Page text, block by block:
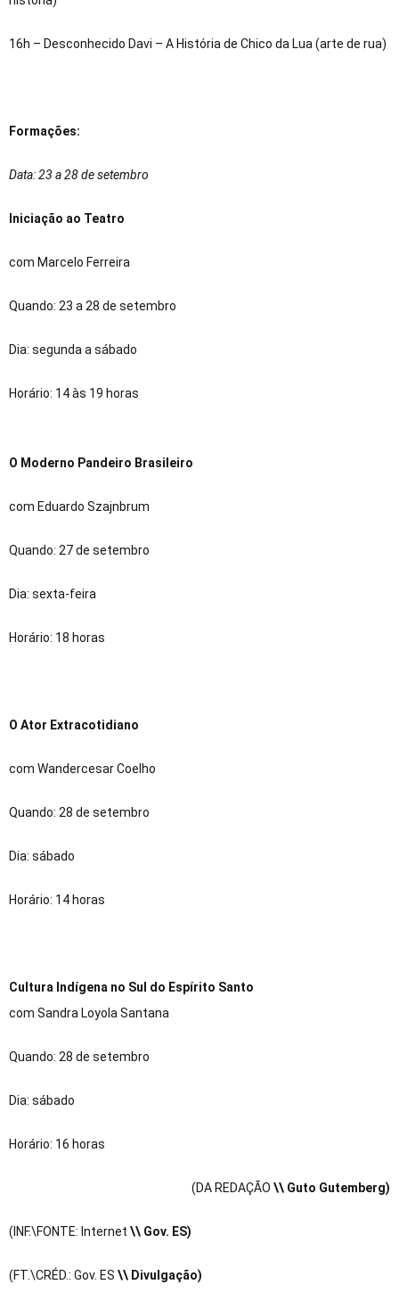
16h – Desconhecido Davi – A História de Chico da Lua (arte de rua)
Formações:
Data: 23 a 28 de setembro
Iniciação ao Teatro
com Marcelo Ferreira
Quando: 23 a 28 de setembro
Dia: segunda a sábado
Horário: 14 às 19 horas
O Moderno Pandeiro Brasileiro
com Eduardo Szajnbrum
Quando: 27 de setembro
Dia: sexta-feira
Horário: 18 horas
O Ator Extracotidiano
com Wandercesar Coelho
Quando: 28 de setembro
Dia: sábado
Horário: 14 horas
Cultura Indígena no Sul do Espírito Santo
com Sandra Loyola Santana
Quando: 28 de setembro
Dia: sábado
Horário: 16 horas
(DA REDAÇÃO \\ Guto Gutemberg)
(INF.\FONTE: Internet \\ Gov. ES)
(FT.\CRÉD.: Gov. ES \\ Divulgação)